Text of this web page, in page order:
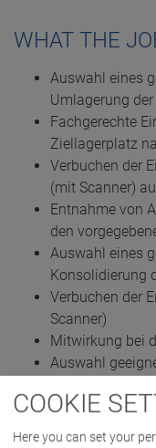
WHAT THE
Auswahl eines
Umlagerung
Fachgerechte
Ziellagerplatz
Verbuchen der
(mit Scanner)
Entnahme von
den
Auswahl eines
Konsolidierung
Verbuchen der
Scanner)
Mitwirkung bei
Auswahl
Verpacken aller
Mitarbeit bei
COOKIE
Here you can set your